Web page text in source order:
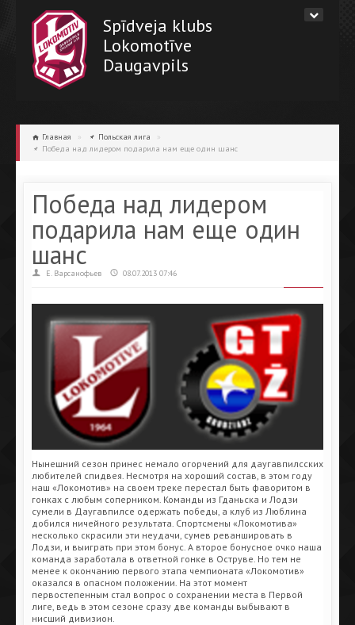
Spīdveja klubs
Lokomotīve
Daugavpils
Главная » Польская лига
»
Победа над лидером подарила нам еще один шанс
Победа над лидером
подарила нам еще один
шанс
Е. Варсанофьев 08.07.2013 07:46
Нынешний сезон принес немало огорчений для даугавпилсских
любителей спидвея. Несмотря на хороший состав, в этом году
наш «Локомотив» на своем треке перестал быть фаворитом в
гонках с любым соперником. Команды из Гданьска и Лодзи
сумели в Даугавпилсе одержать победы, а клуб из Люблина
добился ничейного результата. Спортсмены «Локомотива»
несколько скрасили эти неудачи, сумев реваншировать в
Лодзи, и выиграть при этом бонус. А второе бонусное очко наша
команда заработала в ответной гонке в Оструве. Но тем не
менее к окончанию первого этапа чемпионата «Локомотив»
оказался в опасном положении. На этот момент
первостепенным стал вопрос о сохранении места в Первой
лиге, ведь в этом сезоне сразу две команды выбывают в
нисший дивизион.